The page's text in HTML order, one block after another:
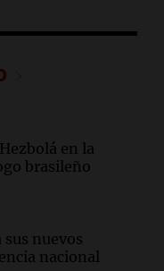
en la
brasileño
nuevos
nacional